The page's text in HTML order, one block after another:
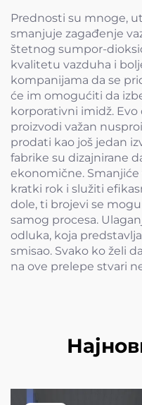
Prednosti su mnoge,
smanjuje zagađenje
štetnog sumpor-
kvalitetu vazduha i
kompanijama da se
će im omogućiti da
korporativni imidž. Evo
proizvodi važan
prodati kao još jedan
fabrike su dizajnirane
ekonomične. Smanjiće
kratki rok i služiti
dole, ti brojevi se
samog procesa.
odluka, koja
smisao. Svako ko želi
na ove prelepe stvari